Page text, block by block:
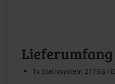
Lieferumfang
1x Stativsystem 2116G